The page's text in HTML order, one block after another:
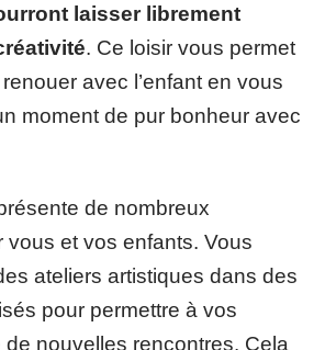
laisser librement
. Ce loisir vous permet
avec l’enfant en vous
moment de pur bonheur avec
de nombreux
vous et vos enfants. Vous
ateliers artistiques dans des
pour permettre à vos
nouvelles rencontres. Cela